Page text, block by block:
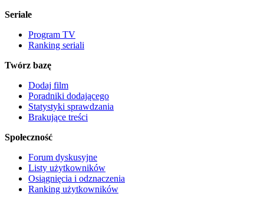
Seriale
Program TV
Ranking seriali
Twórz bazę
Dodaj film
Poradniki dodającego
Statystyki sprawdzania
Brakujące treści
Społeczność
Forum dyskusyjne
Listy użytkowników
Osiągnięcia i odznaczenia
Ranking użytkowników